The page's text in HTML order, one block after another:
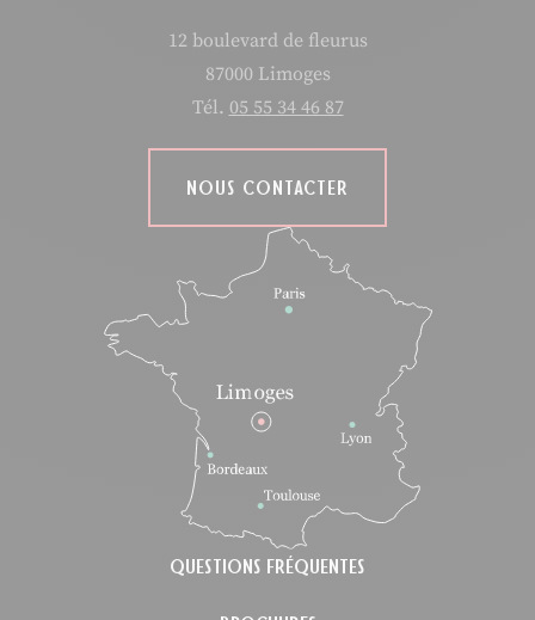
12 boulevard de fleurus
87000 Limoges
Tél. 05 55 34 46 87
NOUS CONTACTER
QUESTIONS FRÉQUENTES